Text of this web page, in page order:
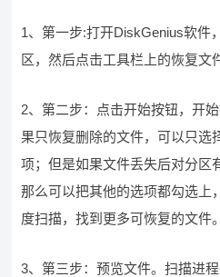
1、第一步:打开DiskGenius软件
区，然后点击工具栏上的恢复文
2、第二步：点击开始按钮，开
果只恢复删除的文件，可以只选
项；但是如果文件丢失后对分区
那么可以把其他的选项都勾选上
度扫描，找到更多可恢复的文件。
3、第三步：预览文件。扫描进